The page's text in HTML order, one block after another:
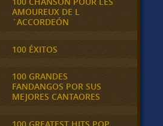
AMOUREUX DE L
´ACCORDEÓN
100 ÉXITOS
100 GRANDES
FANDANGOS POR SUS
MEJORES CANTAORES